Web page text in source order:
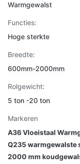
Warmgewalst
Functies:
Hoge sterkte
Breedte:
600mm-2000mm
Rolgewicht:
5 ton -20 ton
Markeren
A36 Vloeistaal
Q235 warmgewalste
2000 mm